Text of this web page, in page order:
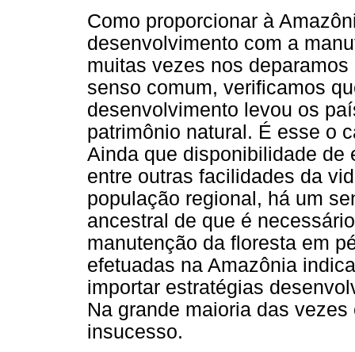
Como proporcionar à
desenvolvimento com a
muitas vezes nos
senso comum, verificamos
desenvolvimento levou os
patrimônio natural. É esse o
Ainda que disponibilidade de
entre outras facilidades da
população regional, há um
ancestral de que é
manutenção da floresta em
efetuadas na Amazônia
importar estratégias
Na grande maioria das
insucesso.